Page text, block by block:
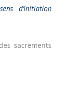
d’initiation
sacrements